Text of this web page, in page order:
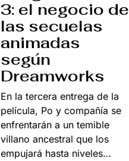
3: el negocio de
las secuelas
animadas
según
Dreamworks
En la tercera entrega de la
película, Po y compañía se
enfrentarán a un temible
villano ancestral que los
empujará hasta niveles…